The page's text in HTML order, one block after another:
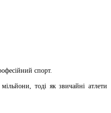
спорт.
тоді як звичайні атлети